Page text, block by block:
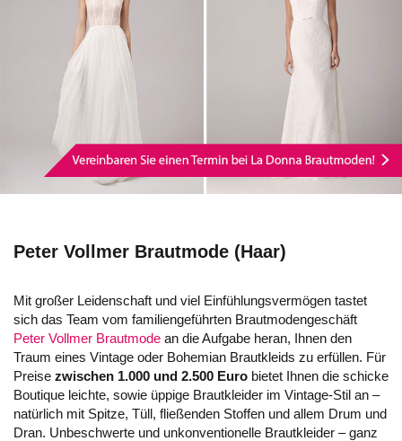
Peter Vollmer Brautmode (Haar)
Mit großer Leidenschaft und viel Einfühlungsvermögen tastet
sich das Team vom familiengeführten Brautmodengeschäft
Peter Vollmer Brautmode an die Aufgabe heran, Ihnen den
Traum eines Vintage oder Bohemian Brautkleids zu erfüllen. Für
Preise zwischen 1.000 und 2.500 Euro bietet Ihnen die schicke
Boutique leichte, sowie üppige Brautkleider im Vintage-Stil an –
natürlich mit Spitze, Tüll, fließenden Stoffen und allem Drum und
Dran. Unbeschwerte und unkonventionelle Brautkleider – ganz